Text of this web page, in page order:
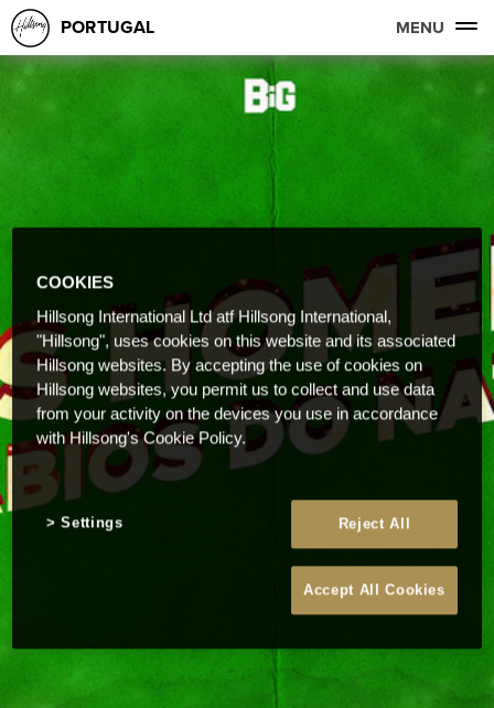
PORTUGAL MENU
COOKIES
Hillsong International Ltd atf Hillsong International,
"Hillsong", uses cookies on this website and its associated
Hillsong websites. By accepting the use of cookies on
Hillsong websites, you permit us to collect and use data
from your activity on the devices you use in accordance
with Hillsong's Cookie Policy.
Reject All
Accept All Cookies
Settings